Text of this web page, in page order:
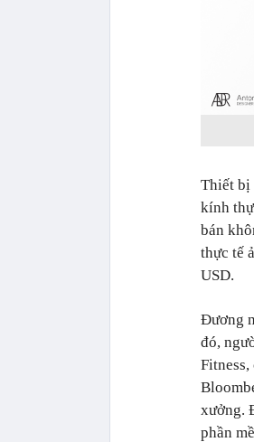
Thiết bị
kính
bán
thực tế
USD.
Đương
đó,
xưởng.
phần